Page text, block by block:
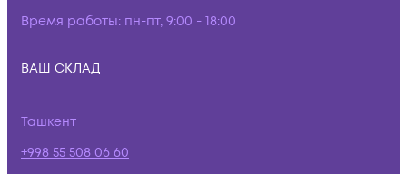
Время работы: пн-пт, 9:00 - 18:00
ВАШ СКЛАД
Ташкент
+998 55 508 06 60